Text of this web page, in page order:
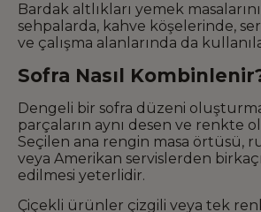
Bardak altlıkları yemek
sehpalarda, kahve köşelerinde,
ve çalışma alanlarında da
Sofra Nasıl
Dengeli bir sofra düzeni
parçaların aynı desen ve renkte
Seçilen ana rengin masa örtüsü,
veya Amerikan servislerden
edilmesi yeterlidir.
Çiçekli ürünler çizgili veya tek